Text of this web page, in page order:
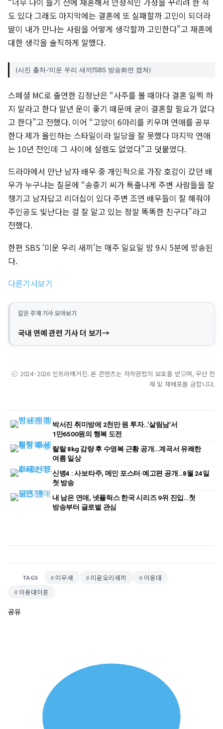
도 있다 그래도 마지막에는 결혼에 또 실패할까 고민이 되더라
딸이 내가 만나는 사람을 어떻게 생각할까 고민한다”고 재혼에
대한 생각을 솔직하게 말했다.
(사진 출처-‘미운 우리 새끼’/SBS 방송화면 캡쳐)
스페셜 MC로 출연한 김정난은 “사주를 볼 때마다 결혼 일찍 하
지 말라고 한다 말년 운이 좋기 때문에 굳이 결혼할 필요가 없다
고 한다”고 전했다. 이어 “고양이 6마리를 키우며 연애를 공부
한다 제가 올인하는 스타일이라 밀당을 잘 못했다 마지막 연애
는 10년 전인데 그 사이에 설렘도 없었다”고 덧붙였다.
드라마에서 만난 남자 배우 중 개인적으로 가장 호감이 갔던 배
우가 누구냐는 질문에 “송중기 씨가 특출나게 주변 사람들을 잘
챙기고 남자답고 리더십이 있다 주변 조연 배우들이 잘 해줘야
주인공도 빛난다는 걸 잘 알고 있는 정말 똑똑한 친구다”라고
전했다.
한편 SBS ‘미운 우리 새끼’는 매주 일요일 밤 9시 5분에 방송된
다.
다른기사보기
같은 주제 기사 모아보기
국내 연예 관련 기사 더 보기
ⓒ 2024–2026 인트라매거진. 본 콘텐츠는 저작권법의 보호를 받으며, 무단 전
재 및 재배포를 금합니다.
박서진 취미방에 2천만 원 투자…'살림남'서
1만6500원의 행복 도전
랄랄 8kg 감량 후 수영복 근황 공개…계곡서 유쾌한
여름 일상
신병4 : 사보타주, 메인 포스터·예고편 공개…8월 24일
첫 방송
내 남은 연애, 넷플릭스 한국 시리즈 9위 진입…첫
방송부터 글로벌 관심
TAGS 미우새 미운오리새끼
이용대
이용대이혼
공유